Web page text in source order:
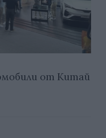
от Китай